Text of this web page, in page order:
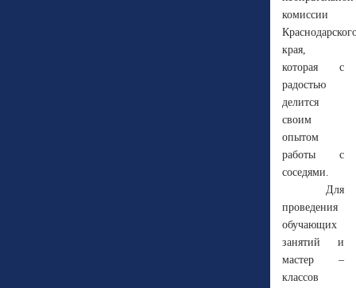
комиссии
края,
которая с
радостью
делится
своим
опытом
работы с
соседями.
Для
проведения
обучающих
занятий и
мастер –
классов